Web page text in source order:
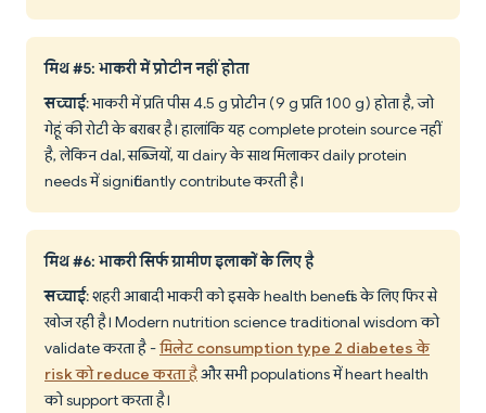
मिथ #5: भाकरी में प्रोटीन नहीं होता
सच्चाई: भाकरी में प्रति पीस 4.5 g प्रोटीन (9 g प्रति 100 g) होता है, जो
गेहूं की रोटी के बराबर है। हालांकि यह complete protein source नहीं
है, लेकिन dal, सब्जियों, या dairy के साथ मिलाकर daily protein
needs में significantly contribute करती है।
मिथ #6: भाकरी सिर्फ ग्रामीण इलाकों के लिए है
सच्चाई: शहरी आबादी भाकरी को इसके health benefits के लिए फिर से
खोज रही है। Modern nutrition science traditional wisdom को
validate करता है -मिलेट consumption type 2 diabetes के
risk को reduce करता हैऔर सभी populations में heart health
को support करता है।